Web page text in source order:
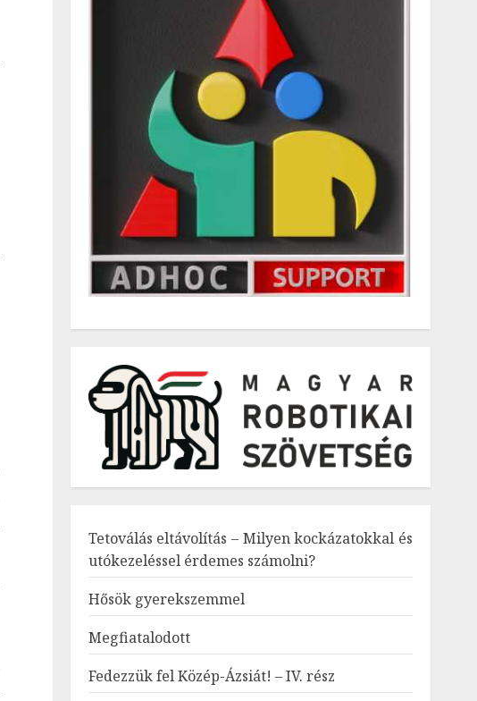
Tetoválás eltávolítás – Milyen kockázatokkal és
utókezeléssel érdemes számolni?
Hősök gyerekszemmel
Megfiatalodott
Fedezzük fel Közép-Ázsiát! – IV. rész